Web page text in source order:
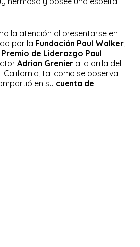
la atención al presentarse en
por la Fundación Paul Walker
Premio de Liderazgo Paul
Adrian Grenier a la orilla del
California, tal como se observa
en su cuenta de